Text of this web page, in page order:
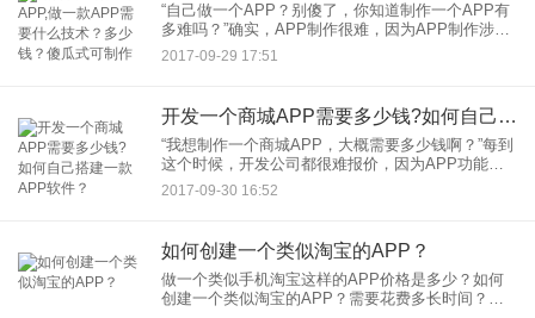
“自己做一个APP？别傻了，你知道制作一个APP有
多难吗？”确实，APP制作很难，因为APP制作涉及
到的领域太多，而且不仅仅是一套程序语言可以搞
定，即使技术大牛也不敢说自己一人就可轻松搞定
2017-09-29 17:51
开发一个商城APP需要多少钱?如何自己搭建一款APP软件？
“我想制作一个商城APP，大概需要多少钱啊？”每到
这个时候，开发公司都很难报价，因为APP功能差
别太大了，不同功能的研发成本更是天壤之别。而
且一个APP的开发需要太多的功能，安卓版APP、
2017-09-30 16:52
如何创建一个类似淘宝的APP？
做一个类似手机淘宝这样的APP价格是多少？如何
创建一个类似淘宝的APP？需要花费多长时间？